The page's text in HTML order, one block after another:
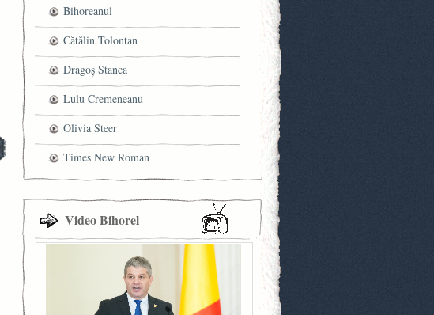
Bihoreanul
Cătălin Tolontan
Dragoş Stanca
Lulu Cremeneanu
Olivia Steer
Times New Roman
Video Bihorel